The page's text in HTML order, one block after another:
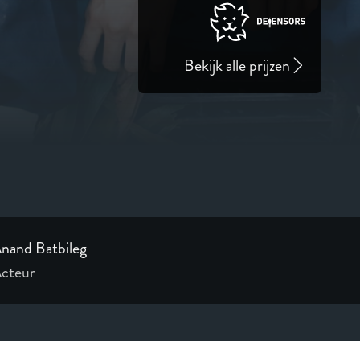
Bekijk alle prijzen
Batbileg